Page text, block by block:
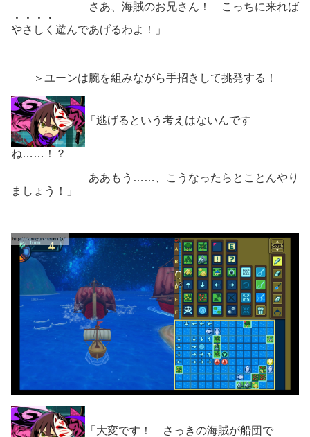
さあ、海賊のお兄さん！ こっちに来れば
やさしく
・・・・
遊んであげるわよ！」
＞ユーンは腕を組みながら手招きして挑発する！
「逃げるという考えはないんです
ね……！？
ああもう……、こうなったらとことんやり
ましょう！」
「大変です！ さっきの海賊が船団で